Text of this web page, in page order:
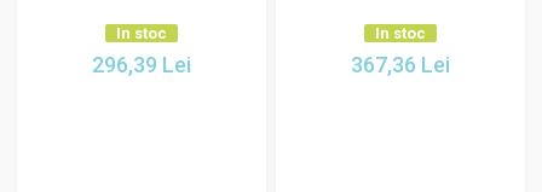
In stoc
296,39 Lei
In stoc
367,36 Lei